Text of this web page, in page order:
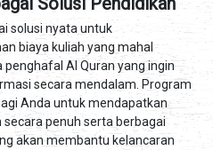
solusi nyata untuk
biaya kuliah yang mahal
Al Quran yang ingin
secara mendalam. Program
Anda untuk mendapatkan
penuh serta berbagai
akan membantu kelancaran